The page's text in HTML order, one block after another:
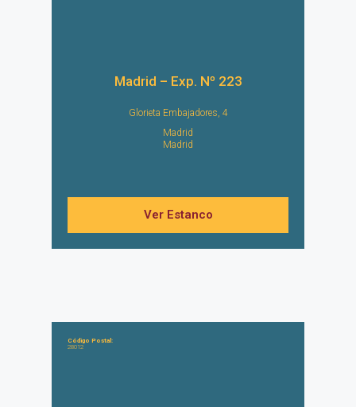
Madrid – Exp. Nº 223
Glorieta Embajadores, 4
Madrid
Madrid
Ver Estanco
Código Postal:
28012